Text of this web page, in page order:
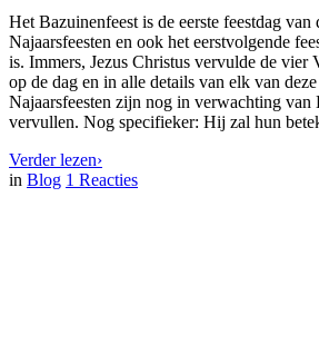
Het Bazuinenfeest is de eerste feestdag van
Najaarsfeesten en ook het eerstvolgende
is. Immers, Jezus Christus vervulde de vier
op de dag en in alle details van elk van
Najaarsfeesten zijn nog in verwachting van
vervullen. Nog specifieker: Hij zal hun
Verder lezen›
in Blog 1 Reacties